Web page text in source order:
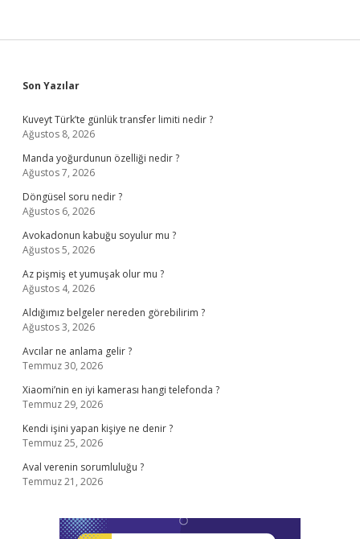
Sidebar
Son Yazılar
Kuveyt Türk’te günlük transfer limiti nedir ?
Ağustos 8, 2026
Manda yoğurdunun özelliği nedir ?
Ağustos 7, 2026
Döngüsel soru nedir ?
Ağustos 6, 2026
Avokadonun kabuğu soyulur mu ?
Ağustos 5, 2026
Az pişmiş et yumuşak olur mu ?
Ağustos 4, 2026
Aldığımız belgeler nereden görebilirim ?
Ağustos 3, 2026
Avcılar ne anlama gelir ?
Temmuz 30, 2026
Xiaomi’nin en iyi kamerası hangi telefonda ?
Temmuz 29, 2026
Kendi işini yapan kişiye ne denir ?
Temmuz 25, 2026
Aval verenin sorumluluğu ?
Temmuz 21, 2026